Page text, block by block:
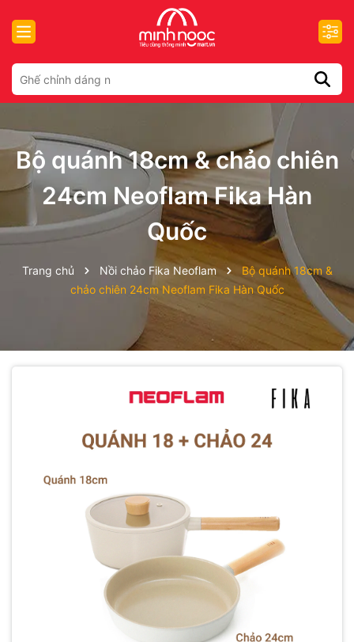
Bộ quánh 18cm & chảo chiên
24cm Neoflam Fika Hàn
Quốc
Trang chủ Nồi chảo Fika Neoflam
Bộ quánh 18cm &
chảo chiên 24cm Neoflam Fika Hàn Quốc